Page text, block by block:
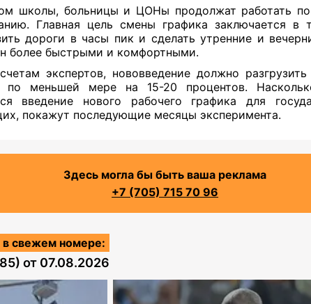
школы, больницы и ЦОНы продолжат работать
Главная цель смены графика заключается в
дороги в часы пик и сделать утренние и
более быстрыми и комфортными.
экспертов, нововведение должно
по меньшей мере на 15-20 процентов.
введение нового рабочего графика для
покажут последующие месяцы эксперимента.
Здесь могла бы быть ваша реклама
+7 (705) 715 70 96
в свежем номере:
от 07.08.2026